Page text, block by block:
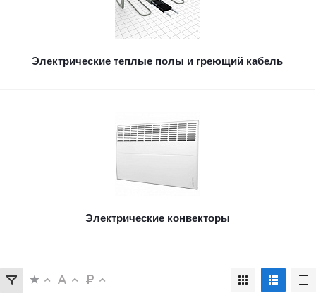
Электрические теплые полы и греющий кабель
Электрические конвекторы